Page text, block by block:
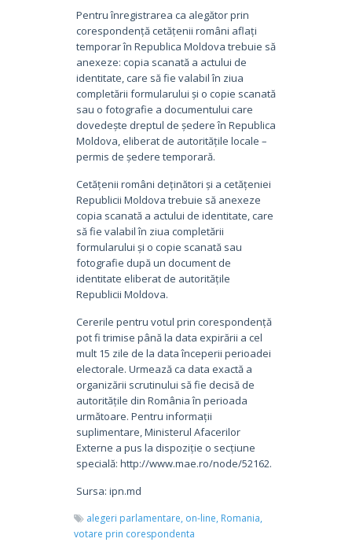
Pentru înregistrarea ca alegător prin
corespondență cetățenii români aflați
temporar în Republica Moldova trebuie să
anexeze: copia scanată a actului de
identitate, care să fie valabil în ziua
completării formularului și o copie scanată
sau o fotografie a documentului care
dovedește dreptul de ședere în Republica
Moldova, eliberat de autoritățile locale –
permis de ședere temporară.
Cetățenii români deținători și a cetățeniei
Republicii Moldova trebuie să anexeze
copia scanată a actului de identitate, care
să fie valabil în ziua completării
formularului și o copie scanată sau
fotografie după un document de
identitate eliberat de autoritățile
Republicii Moldova.
Cererile pentru votul prin corespondență
pot fi trimise până la data expirării a cel
mult 15 zile de la data începerii perioadei
electorale. Urmează ca data exactă a
organizării scrutinului să fie decisă de
autoritățile din România în perioada
următoare. Pentru informații
suplimentare, Ministerul Afacerilor
Externe a pus la dispoziție o secțiune
specială: http://www.mae.ro/node/52162.
Sursa: ipn.md
alegeri parlamentare, on-line, Romania,
votare prin corespondenta